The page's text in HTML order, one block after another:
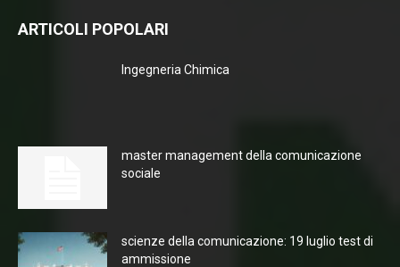
ARTICOLI POPOLARI
Ingegneria Chimica
master management della comunicazione
sociale
scienze della comunicazione: 19 luglio test di
ammissione